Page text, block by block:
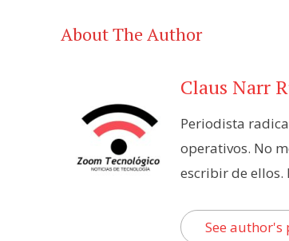
About The Author
Claus Narr
Periodista
operativos. No
escribir de ellos.
See author's